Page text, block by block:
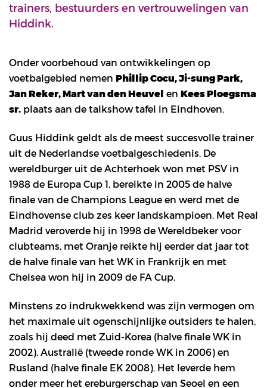
trainers, bestuurders en vertrouwelingen van
Hiddink.
Onder voorbehoud van ontwikkelingen op
voetbalgebied nemen Phillip Cocu, Ji-sung Park,
Jan Reker, Mart van den Heuvel en Kees Ploegsma
sr. plaats aan de talkshow tafel in Eindhoven.
Guus Hiddink geldt als de meest succesvolle trainer
uit de Nederlandse voetbalgeschiedenis. De
wereldburger uit de Achterhoek won met PSV in
1988 de Europa Cup 1, bereikte in 2005 de halve
finale van de Champions League en werd met de
Eindhovense club zes keer landskampioen. Met Real
Madrid veroverde hij in 1998 de Wereldbeker voor
clubteams, met Oranje reikte hij eerder dat jaar tot
de halve finale van het WK in Frankrijk en met
Chelsea won hij in 2009 de FA Cup.
Minstens zo indrukwekkend was zijn vermogen om
het maximale uit ogenschijnlijke outsiders te halen,
zoals hij deed met Zuid-Korea (halve finale WK in
2002), Australië (tweede ronde WK in 2006) en
Rusland (halve finale EK 2008). Het leverde hem
onder meer het ereburgerschap van Seoel en een